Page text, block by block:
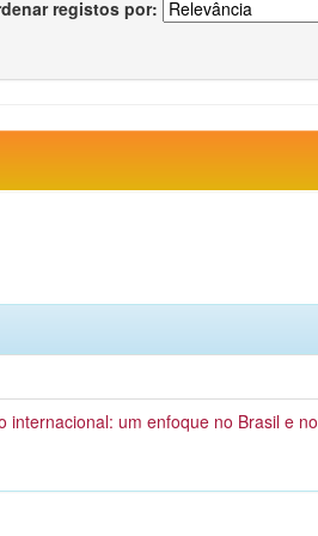
registos por:
internacional: um enfoque no Brasil e no